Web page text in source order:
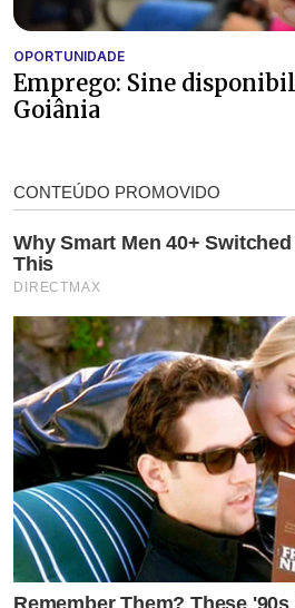
OPORTUNIDADE
Emprego: Sine
Goiânia